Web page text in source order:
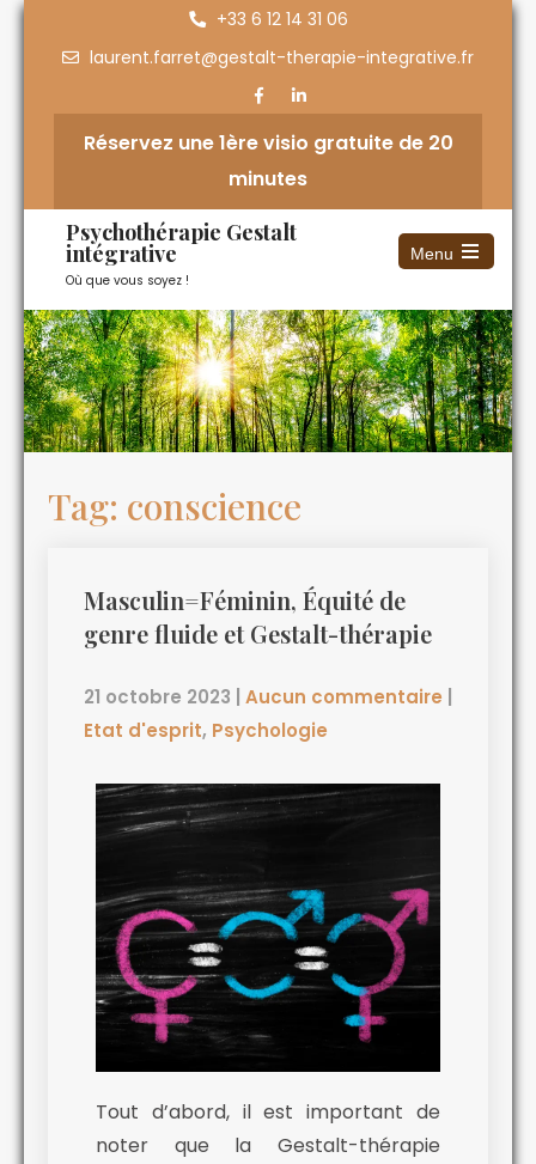
+33 6 12 14 31 06
laurent.farret@gestalt-therapie-integrative.fr
Réservez une 1ère visio gratuite de 20
minutes
Psychothérapie Gestalt
intégrative
Où que vous soyez !
Menu
Tag: conscience
Masculin=Féminin, Équité de
genre fluide et Gestalt-thérapie
21 octobre 2023 Aucun commentaire
Etat d'esprit, Psychologie
Tout d’abord, il est important de
noter que la Gestalt-thérapie